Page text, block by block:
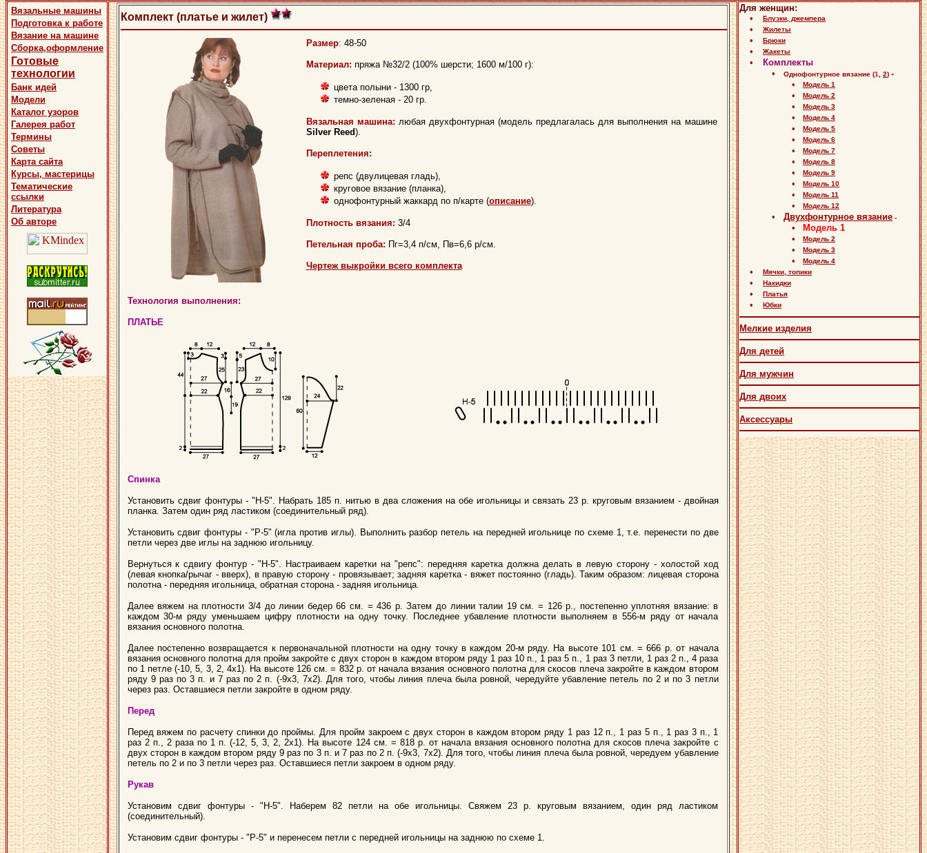
Вязальные машины
Подготовка к работе
Вязание на машине
Сборка,оформление
Готовые
технологии
Банк идей
Модели
Каталог узоров
Галерея работ
Термины
Советы
Карта сайта
Курсы, мастерицы
Тематические
ссылки
Литература
Об авторе
Комплект (платье и жилет)
Размер: 48-50
Материал: пряжа №32/2 (100% шерсти; 1600 м/100 г):
цвета полыни - 1300 гр,
темно-зеленая - 20 гр.
Вязальная машина: любая двухфонтурная (модель предлагалась для выполнения на машине
Silver Reed).
Переплетения:
репс (двулицевая гладь),
круговое вязание (планка),
однофонтурный жаккард по п/карте (описание).
Плотность вязания: 3/4
Петельная проба: Пг=3,4 п/см, Пв=6,6 р/см.
Чертеж выкройки всего комплекта
Технология выполнения:
ПЛАТЬЕ
Спинка
Установить сдвиг фонтуры - "Н-5". Набрать 185 п. нитью в два сложения на обе игольницы и связать 23 р. круговым вязанием - двойная
планка. Затем один ряд ластиком (соединительный ряд).
Установить сдвиг фонтуры - "Р-5" (игла против иглы). Выполнить разбор петель на передней игольнице по схеме 1, т.е. перенести по две
петли через две иглы на заднюю игольницу.
Вернуться к сдвигу фонтур - "Н-5". Настраиваем каретки на "репс": передняя каретка должна делать в левую сторону - холостой ход
(левая кнопка/рычаг - вверх), в правую сторону - провязывает; задняя каретка - вяжет постоянно (гладь). Таким образом: лицевая сторона
полотна - передняя игольница, обратная сторона - задняя игольница.
Далее вяжем на плотности 3/4 до линии бедер 66 см. = 436 р. Затем до линии талии 19 см. = 126 р., постепенно уплотняя вязание: в
каждом 30-м ряду уменьшаем цифру плотности на одну точку. Последнее убавление плотности выполняем в 556-м ряду от начала
вязания основного полотна.
Далее постепенно возвращается к первоначальной плотности на одну точку в каждом 20-м ряду. На высоте 101 см. = 666 р. от начала
вязания основного полотна для пройм закройте с двух сторон в каждом втором ряду 1 раз 10 п., 1 раз 5 п., 1 раз 3 петли, 1 раз 2 п., 4 раза
по 1 петле (-10, 5, 3, 2, 4х1). На высоте 126 см. = 832 р. от начала вязания основного полотна для скосов плеча закройте в каждом втором
ряду 9 раз по 3 п. и 7 раз по 2 п. (-9х3, 7х2). Для того, чтобы линия плеча была ровной, чередуйте убавление петель по 2 и по 3 петли
через раз. Оставшиеся петли закройте в одном ряду.
Перед
Перед вяжем по расчету спинки до проймы. Для пройм закроем с двух сторон в каждом втором ряду 1 раз 12 п., 1 раз 5 п., 1 раз 3 п., 1
раз 2 п., 2 раза по 1 п. (-12, 5, 3, 2, 2х1). На высоте 124 см. = 818 р. от начала вязания основного полотна для скосов плеча закройте с
двух сторон в каждом втором ряду 9 раз по 3 п. и 7 раз по 2 п. (-9х3, 7х2). Для того, чтобы линия плеча была ровной, чередуем убавление
петель по 2 и по 3 петли через раз. Оставшиеся петли закроем в одном ряду.
Рукав
Установим сдвиг фонтуры - "Н-5". Наберем 82 петли на обе игольницы. Свяжем 23 р. круговым вязанием, один ряд ластиком
(соединительный).
Установим сдвиг фонтуры - "Р-5" и перенесем петли с передней игольницы на заднюю по схеме 1.
Для женщин:
•
Блузки, джемпера
• Жилеты
• Брюки
• Жакеты
•
Комплекты
•
Однофонтурное вязание (1 2) -
•
Модель 1
• Модель 2
• Модель 3
• Модель 4
• Модель 5
• Модель 6
• Модель 7
• Модель 8
• Модель 9
• Модель 10
• Модель 11
• Модель 12
• Двухфонтурное вязание -
•
Модель 1
•
Модель 2
• Модель 3
• Модель 4
• Мячки, топики
• Накидки
• Платья
• Юбки
Мелкие изделия
Для детей
Для мужчин
Для двоих
Аксессуары